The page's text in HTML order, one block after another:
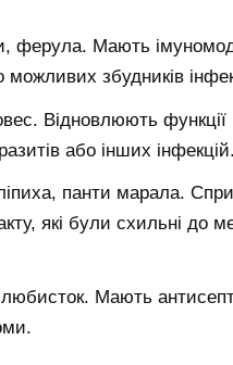
ферула. Мають
можливих збудників
Відновлюють функції
або інших інфекцій.
панти марала.
які були схильні до
Мають